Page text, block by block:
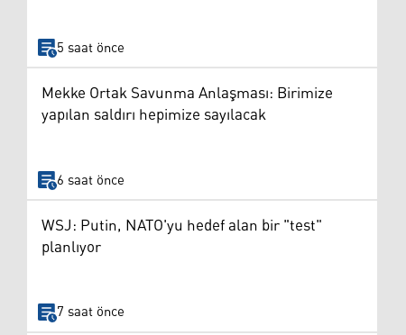
5 saat önce
Mekke Ortak Savunma Anlaşması: Birimize
yapılan saldırı hepimize sayılacak
6 saat önce
WSJ: Putin, NATO'yu hedef alan bir "test"
planlıyor
7 saat önce